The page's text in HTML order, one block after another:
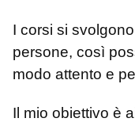
I corsi si
persone, così
modo attento e
Il mio obiettivo è